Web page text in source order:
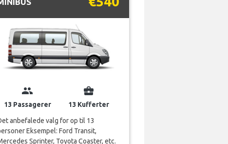
Det anbefalede valg for op til 13
personer Eksempel: Ford Transit,
Mercedes Sprinter, Toyota Coaster, etc.
VISNING...